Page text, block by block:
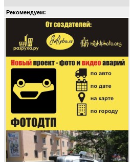
Рекомендуем: